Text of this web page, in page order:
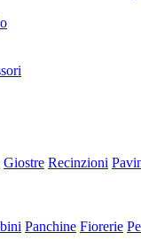
Giostre Recinzioni
Panchine Fiorerie